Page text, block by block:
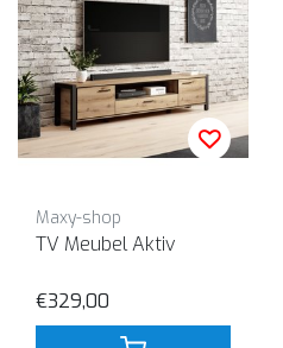
Maxy-shop
TV Meubel Aktiv
€329,00